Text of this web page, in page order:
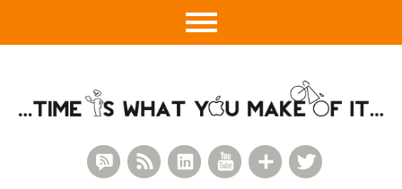
Google+
YouTube
LinkedIn
RSS Feed
RSS Comments